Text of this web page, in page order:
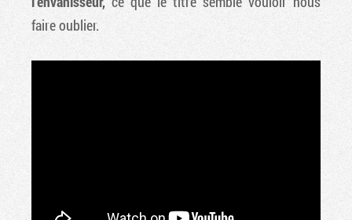
faire oublier.